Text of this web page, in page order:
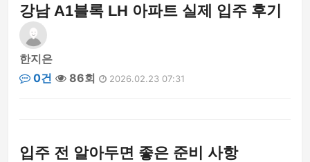
강남 A1블록 LH 아파트 실제 입주 후기
한지은
0건
86회 2026.02.23 07:31
입주 전 알아두면 좋은 준비 사항